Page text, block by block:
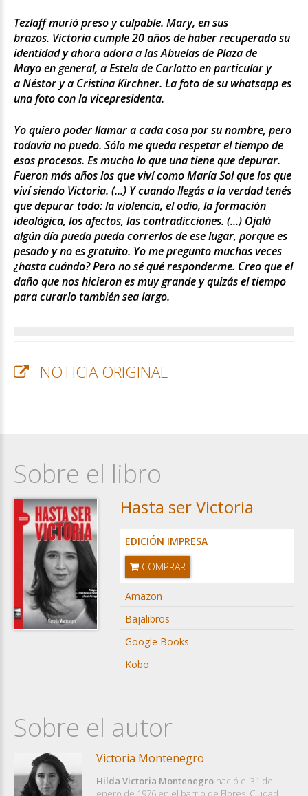
Tezlaff murió preso y culpable. Mary, en sus
brazos. Victoria cumple 20 años de haber recuperado su
identidad y ahora adora a las Abuelas de Plaza de
Mayo en general, a Estela de Carlotto en particular y
a Néstor y a Cristina Kirchner. La foto de su whatsapp es
una foto con la vicepresidenta.
Yo quiero poder llamar a cada cosa por su nombre, pero
todavía no puedo. Sólo me queda respetar el tiempo de
esos procesos. Es mucho lo que una tiene que depurar.
Fueron más años los que viví como María Sol que los que
viví siendo Victoria. (...) Y cuando llegás a la verdad tenés
que depurar todo: la violencia, el odio, la formación
ideológica, los afectos, las contradicciones. (...) Ojalá
algún día pueda pueda correrlos de ese lugar, porque es
pesado y no es gratuito. Yo me pregunto muchas veces
¿hasta cuándo? Pero no sé qué responderme. Creo que el
daño que nos hicieron es muy grande y quizás el tiempo
para curarlo también sea largo.
NOTICIA ORIGINAL
Sobre el libro
Hasta ser Victoria
EDICIÓN IMPRESA
COMPRAR
Amazon
Bajalibros
Google Books
Kobo
Sobre el autor
Victoria Montenegro
Hilda Victoria Montenegro nació el 31 de
enero de 1976 en el barrio de Flores, Ciudad